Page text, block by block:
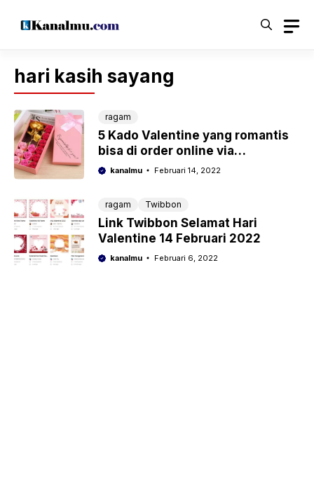
hari kasih sayang
ragam
5 Kado Valentine yang romantis
bisa di order online via
marketplace
kanalmu Februari 14, 2022
ragam Twibbon
Link Twibbon Selamat Hari
Valentine 14 Februari 2022
kanalmu Februari 6, 2022